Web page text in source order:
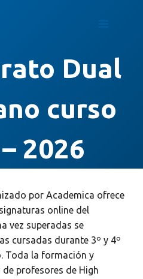
Dual
curso
2026
por Academica ofrece
online del
vez superadas se
cursadas durante 3º y 4º
Toda la formación y
profesores de High